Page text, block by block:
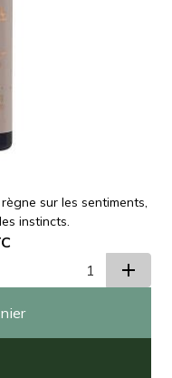
sur les sentiments,
instincts.